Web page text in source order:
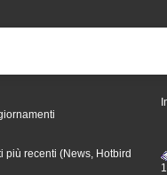
più recenti (News, Hotbird